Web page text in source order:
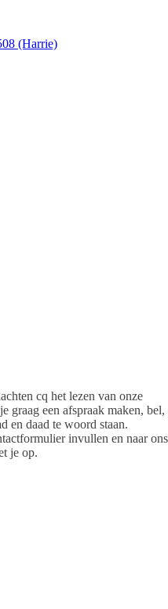
(Harrie)
cq het lezen van onze
graag een afspraak maken, bel,
en daad te woord staan.
invullen en naar ons
je op.